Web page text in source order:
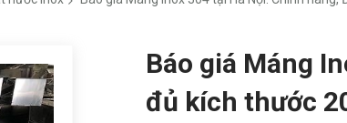
Báo giá Máng
đủ kích thước